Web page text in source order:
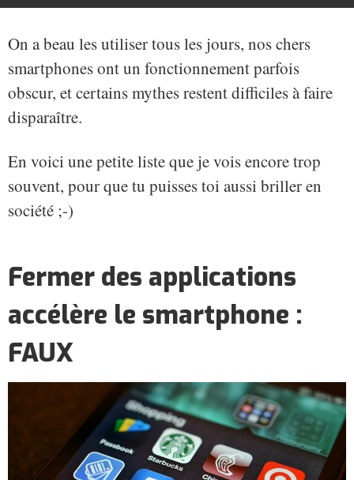
On a beau les utiliser tous les jours, nos chers
smartphones ont un fonctionnement parfois
obscur, et certains mythes restent difficiles à faire
disparaître.
En voici une petite liste que je vois encore trop
souvent, pour que tu puisses toi aussi briller en
société ;-)
Fermer des applications
accélère le smartphone :
FAUX